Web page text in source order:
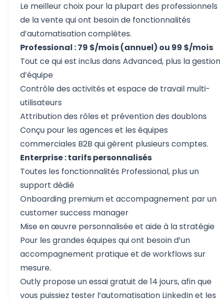
Le meilleur choix pour la plupart des professionnels
de la vente qui ont besoin de fonctionnalités
d’automatisation complètes.
Professional : 79 $/mois (annuel) ou 99 $/mois
Tout ce qui est inclus dans Advanced, plus la gestion
d’équipe
Contrôle des activités et espace de travail multi-
utilisateurs
Attribution des rôles et prévention des doublons
Conçu pour les agences et les équipes
commerciales B2B qui gèrent plusieurs comptes.
Enterprise : tarifs personnalisés
Toutes les fonctionnalités Professional, plus un
support dédié
Onboarding premium et accompagnement par un
customer success manager
Mise en œuvre personnalisée et aide à la stratégie
Pour les grandes équipes qui ont besoin d’un
accompagnement pratique et de workflows sur
mesure.
Outly propose unessai gratuit de 14 jours, afin que
vous puissiez tester l’automatisation LinkedIn et les